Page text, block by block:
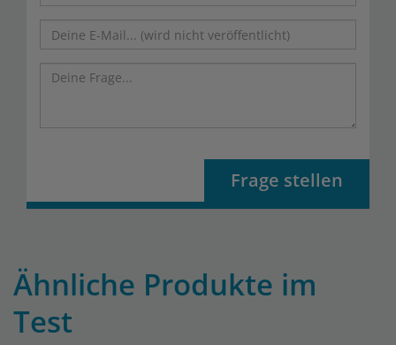
Frage stellen
Ähnliche Produkte im
Test